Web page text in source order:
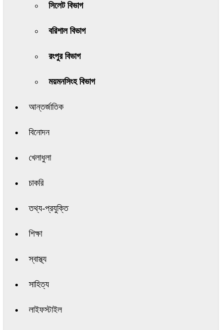
সিলেট বিভাগ
বরিশাল বিভাগ
রংপুর বিভাগ
ময়মনসিংহ বিভাগ
আন্তর্জাতিক
বিনোদন
খেলাধুলা
চাকরি
তথ্য-প্রযুক্তি
শিক্ষা
স্বাস্থ্য
সাহিত্য
লাইফস্টাইল